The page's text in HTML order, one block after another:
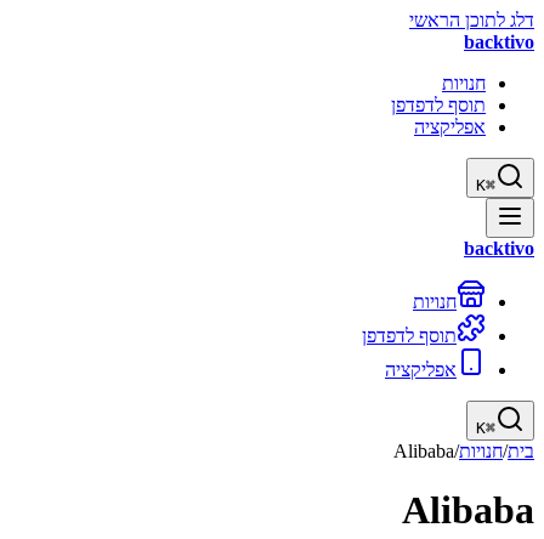
דלג לתוכן הראשי
backtivo
חנויות
תוסף לדפדפן
אפליקציה
⌘
K
backtivo
חנויות
תוסף לדפדפן
אפליקציה
⌘
K
בית/חנויות/
Alibaba
Alibaba